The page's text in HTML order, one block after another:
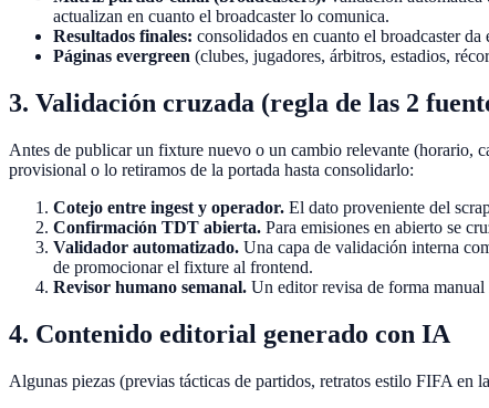
actualizan en cuanto el broadcaster lo comunica.
Resultados finales: consolidados en cuanto el broadcaster
Páginas evergreen (clubes, jugadores, árbitros, estadios,
3. Validación cruzada (regla de las 2
Antes de publicar un fixture nuevo o un cambio relevante (horario,
provisional o lo retiramos de la portada hasta consolidarlo:
Cotejo entre ingest y operador. El dato proveniente del
Confirmación TDT abierta. Para emisiones en abierto se
Validador automatizado. Una capa de validación interna
de promocionar el fixture al frontend.
Revisor humano semanal. Un editor revisa de forma
4. Contenido editorial generado con IA
Algunas piezas (previas tácticas de partidos, retratos estilo FIFA en